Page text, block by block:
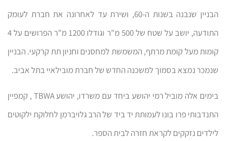
הבניין שנבנה בשנות ה-60, ושירת עד לאחרונה את חברת לעומק
התודעה, יושב על שטח של 500 מ"ר וגודלו 1200 מ"ר הפרושים על 4
קומות מעל קומת מרתף, המשמשת למחסנים וחניון תת קרקעי. הבניין
שנמכר נמצא בסמוך למשכנה החדש של חברת מובילאיי בתל אביב.
בימים אלה מוביל רמי יהושע ביחד עם משרדו, יהושע TBWA , קמפיין
התנדבותי פרו בונו לעמותת יד ביד של הרב גלויברמן לחלוקת ילקוטים
לילדים נזקקים לקראת חזרה לבית הספר.